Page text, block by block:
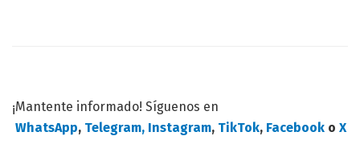
¡Mantente informado! Síguenos en
WhatsApp, Telegram, Instagram, TikTok, Facebook o X